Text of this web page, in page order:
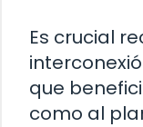
Es crucial
que
como al